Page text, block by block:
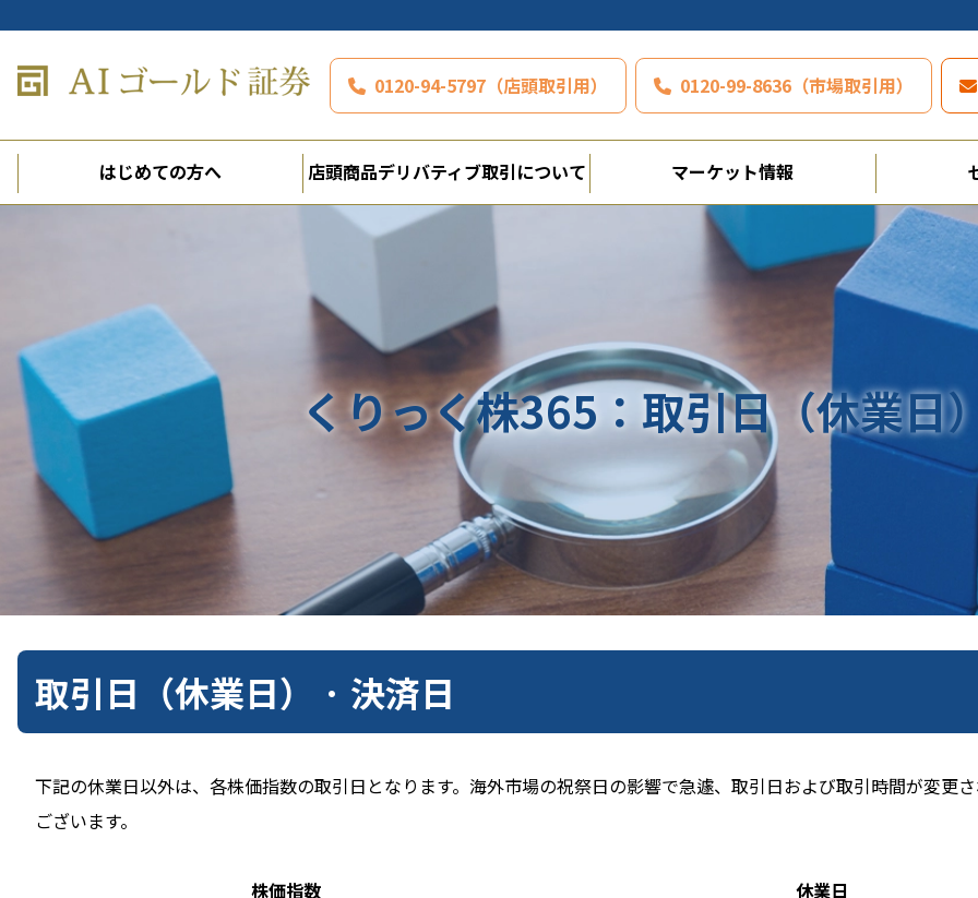
0120-94-5797（店頭取引用） 0120-99-8636（市場取引用）
はじめての方へ 店頭商品デリバティブ取引について マーケット情報
くりっく株365：取引日（休業日
取引日（休業日） · 決済日
下記の休業日以外は、各株価指数の取引日となります。海外市場の祝祭日の影響で急遽、取引日および取引時間が変更
ございます。
株価指数 休業日